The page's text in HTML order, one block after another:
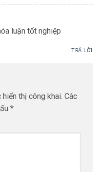
luận tốt nghiệp
TRẢ LỜI
thị công khai. Các
*